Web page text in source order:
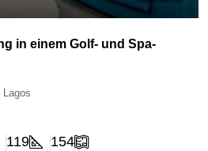
in einem Golf- und Spa-
Lagos
119 154